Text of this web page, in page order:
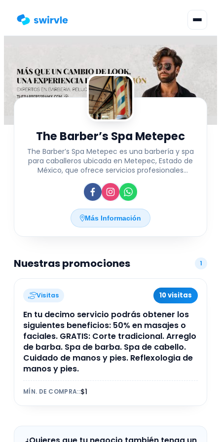
Cambiar Idioma
▾
The Barber’s Spa Metepec
The Barber’s Spa Metepec es una barbería y spa
para caballeros ubicada en Metepec, Estado de
México, que ofrece servicios profesionales
masculino. Con atención personalizada,
combinan técnicas tradicionales y modernas
para mantener y realzar la imagen personal de
sus clientes, proporcionando cortes de cabello,
afilado de barba y tratamientos de spa en un
ambiente cómodo y exclusivo. Ideal para quienes
Más Información
Nuestras promociones 1
Visitas 10 visitas
En tu decimo servicio podrás obtener los
siguientes beneficios: 50% en masajes o
faciales. GRATIS: Corte tradicional. Arreglo
de barba. Spa de barba. Spa de cabello.
Cuidado de manos y pies. Reflexologia de
manos y pies.
MÍN. DE COMPRA::$1